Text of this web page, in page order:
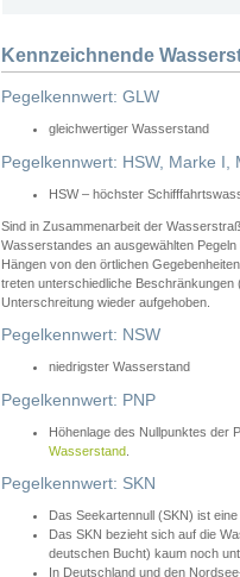
Kennzeichnende
Pegelkennwert: GLW
gleichwertiger Wasserstand
Pegelkennwert: HSW, Marke I,
HSW – höchster
Sind in Zusammenarbeit der
Wasserstandes an ausgewählten
Hängen von den örtlichen
treten unterschiedliche Beschränkungen
Unterschreitung wieder aufgehoben.
Pegelkennwert: NSW
niedrigster Wasserstand
Pegelkennwert: PNP
Höhenlage des Nullpunktes der
Wasserstand
Pegelkennwert: SKN
Das Seekartennull (SKN) ist
Das SKN bezieht sich auf die
deutschen Bucht) kaum noch
In Deutschland und den